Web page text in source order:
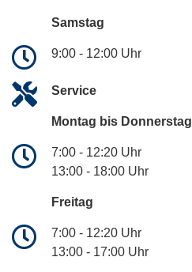
Samstag
9:00 - 12:00 Uhr
Service
Montag bis Donnerstag
7:00 - 12:20 Uhr
13:00 - 18:00 Uhr
Freitag
7:00 - 12:20 Uhr
13:00 - 17:00 Uhr